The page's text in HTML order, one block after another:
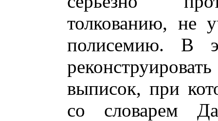
толкованию, не
полисемию. В
выписок, при
со словарем